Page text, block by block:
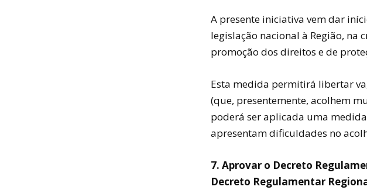
A presente iniciativa vem dar
legislação nacional à Região, na
promoção dos direitos e de
Esta medida permitirá libertar
(que, presentemente, acolhem
poderá ser aplicada uma
apresentam dificuldades no
7. Aprovar o Decreto
Decreto Regulamentar